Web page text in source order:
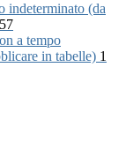
indeterminato (da
57
a tempo
in tabelle) 1